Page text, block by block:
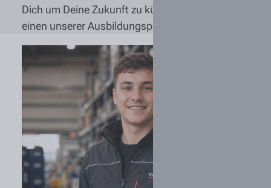
Dich um Deine Zukunft zu kümmern und Dich für
einen unserer Ausbildungsplätze zu bewerben!